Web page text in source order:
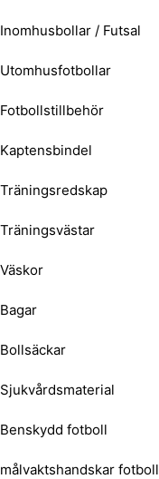
Inomhusbollar / Futsal
Utomhusfotbollar
Fotbollstillbehör
Kaptensbindel
Träningsredskap
Träningsvästar
Väskor
Bagar
Bollsäckar
Sjukvårdsmaterial
Benskydd fotboll
målvaktshandskar fotboll